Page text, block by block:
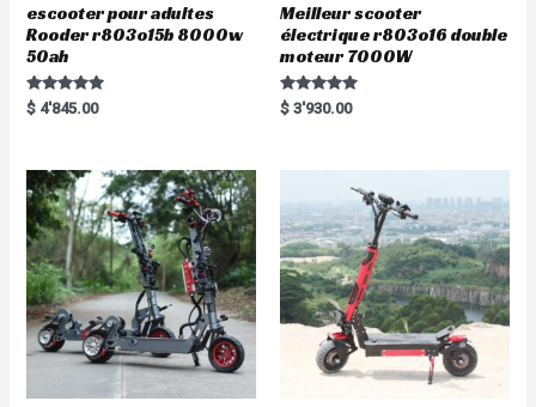
escooter pour adultes
Rooder r803o15b 8000w
50ah
Rated
5.00
$ 4'845.00
Meilleur scooter
électrique r803o16 double
moteur 7000W
Rated
5.00
$ 3'930.00